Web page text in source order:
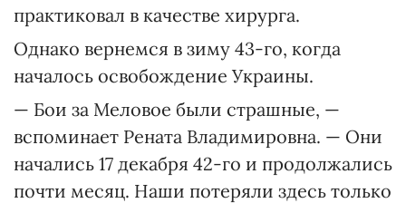
практиковал в качестве хирурга.
Однако вернемся в зиму 43-го, когда
началось освобождение Украины.
— Бои за Меловое были страшные, —
вспоминает Рената Владимировна. — Они
начались 17 декабря 42-го и продолжались
почти месяц. Наши потеряли здесь только